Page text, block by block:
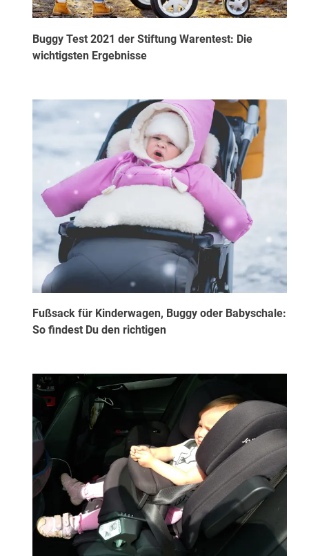
Buggy Test 2021 der Stiftung Warentest: Die
wichtigsten Ergebnisse
Fußsack für Kinderwagen, Buggy oder Babyschale:
So findest Du den richtigen